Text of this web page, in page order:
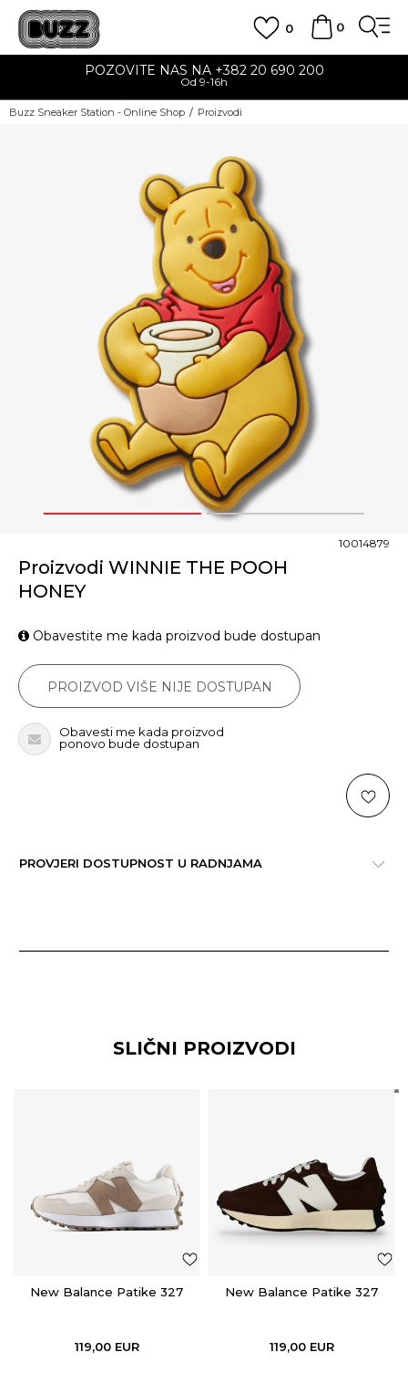
0
0
POZOVITE NAS NA +382 20 690 200
Od 9-16h
Buzz Sneaker Station - Online Shop Proizvodi
1 2
Proizvodi WINNIE THE POOH
HONEY
10014879
Obavestite me kada proizvod bude dostupan
PROIZVOD VIŠE NIJE DOSTUPAN
Obavesti me kada proizvod
ponovo bude dostupan
PROVJERI DOSTUPNOST U RADNJAMA
SLIČNI PROIZVODI
New Balance Patike 327
119,00 EUR
New Balance Patike 327
119,00 EUR